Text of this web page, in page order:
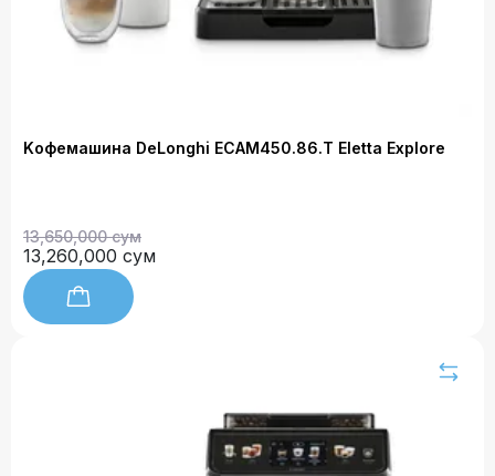
Kофемашина DeLonghi ECAM450.86.T Eletta Explore
13,650,000 сум
13,260,000 сум